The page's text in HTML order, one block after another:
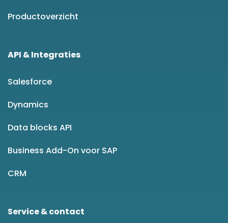
Productoverzicht
API & Integraties
Salesforce
Dynamics
Data blocks API
Business Add-On voor SAP
CRM
Service & contact